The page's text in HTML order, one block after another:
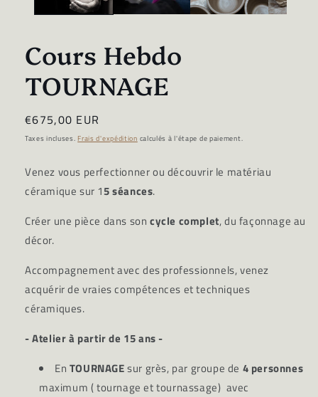
Cours Hebdo
TOURNAGE
Prix
habituel
€675,00 EUR
Taxes incluses. Frais d'expédition calculés à l'étape de paiement.
Venez vous perfectionner ou découvrir le matériau
céramique sur 15 séances.
Créer une pièce dans son cycle complet, du façonnage au
décor.
Accompagnement avec des professionnels, venez
acquérir de vraies compétences et techniques
céramiques.
- Atelier à partir de 15 ans -
En TOURNAGEsur grès, par groupe de 4 personnes
maximum (tournage et tournassage) avec